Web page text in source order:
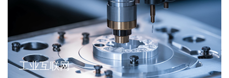
工业互联网